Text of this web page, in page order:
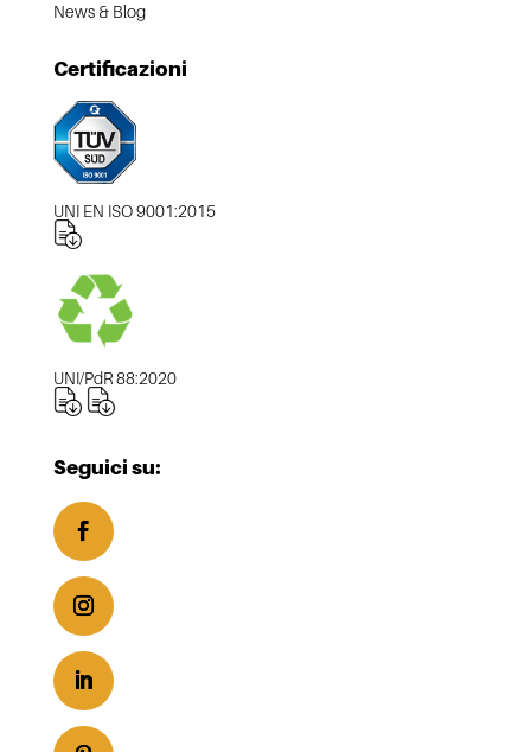
News & Blog
Certificazioni
UNI EN ISO 9001:2015
UNI/PdR 88:2020
Seguici su: